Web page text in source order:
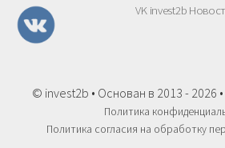
VK invest2b
© invest2b • Основан в 2013 - 2026 •
Политика
Политика согласия на обработку